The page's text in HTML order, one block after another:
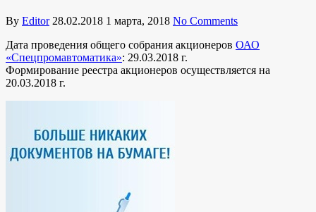
By Editor 28.02.2018 1 марта, 2018 No Comments
Дата проведения общего собрания акционеров ОАО
«Спецпромавтоматика»: 29.03.2018 г.
Формирование реестра акционеров осуществляется на
20.03.2018 г.